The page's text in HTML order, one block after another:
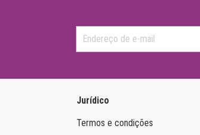
Jurídico
Termos e condições